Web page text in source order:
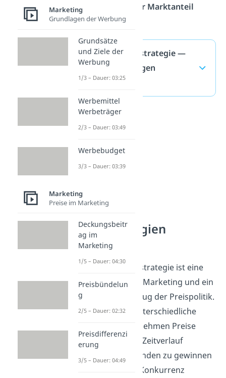
schnell ein
großer Marktanteil
erreicht werden.
Penetrationsstrategie —
häufigste Fragen
(ausklappen)
Preisstrategien
verstehen
Die Penetrationsstrategie ist eine
Preisstrategie im Marketing und ein
typisches Werkzeug der Preispolitik.
Du vergleichst unterschiedliche
Arten, wie Unternehmen Preise
festlegen und im Zeitverlauf
anpassen, um Kunden zu gewinnen
oder sich gegen Konkurrenz
Marketing
Grundlagen der Werbung
Grundsätze
und Ziele der
Werbung
1/3 – Dauer: 03:25
Werbemittel
Werbeträger
2/3 – Dauer: 03:49
Werbebudget
3/3 – Dauer: 03:39
Marketing
Preise im Marketing
Deckungsbeitr
ag im
Marketing
1/5 – Dauer: 04:30
Preisbündelun
g
2/5 – Dauer: 02:32
Preisdifferenzi
erung
3/5 – Dauer: 04:49